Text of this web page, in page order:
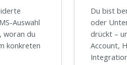
Auswahl
woran du
konkreten
Du bist
oder
drückt –
Account,